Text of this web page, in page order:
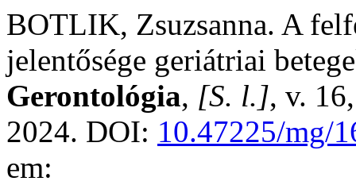
BOTLIK, Zsuzsanna. A
jelentősége geriátriai
Gerontológia, [S. l.], v.
2024. DOI: 10.47225/mg/
em: